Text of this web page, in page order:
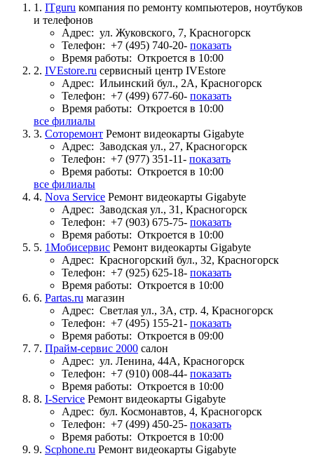
1. ITguru компания по ремонту компьютеров, ноутбуков
и телефонов
Адрес: ул. Жуковского, 7, Красногорск
Телефон: +7 (495) 740-20- показать
Время работы: Откроется в 10:00
2. IVEstore.ru сервисный центр IVEstore
Адрес: Ильинский бул., 2А, Красногорск
Телефон: +7 (499) 677-60- показать
Время работы: Откроется в 10:00
все филиалы
3. Соторемонт Ремонт видеокарты Gigabyte
Адрес: Заводская ул., 27, Красногорск
Телефон: +7 (977) 351-11- показать
Время работы: Откроется в 10:00
все филиалы
4. Nova Service Ремонт видеокарты Gigabyte
Адрес: Заводская ул., 31, Красногорск
Телефон: +7 (903) 675-75- показать
Время работы: Откроется в 10:00
5. 1Мобисервис Ремонт видеокарты Gigabyte
Адрес: Красногорский бул., 32, Красногорск
Телефон: +7 (925) 625-18- показать
Время работы: Откроется в 10:00
6. Partas.ru магазин
Адрес: Светлая ул., 3А, стр. 4, Красногорск
Телефон: +7 (495) 155-21- показать
Время работы: Откроется в 09:00
7. Прайм-сервис 2000 салон
Адрес: ул. Ленина, 44А, Красногорск
Телефон: +7 (910) 008-44- показать
Время работы: Откроется в 10:00
8. I-Service Ремонт видеокарты Gigabyte
Адрес: бул. Космонавтов, 4, Красногорск
Телефон: +7 (499) 450-25- показать
Время работы: Откроется в 10:00
9. Scphone.ru Ремонт видеокарты Gigabyte